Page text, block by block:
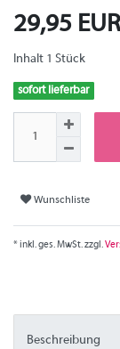
29,95
Inhalt 1 Stück
sofort lieferbar
Wunschliste
* inkl. ges. MwSt. zzgl.
Beschreibung